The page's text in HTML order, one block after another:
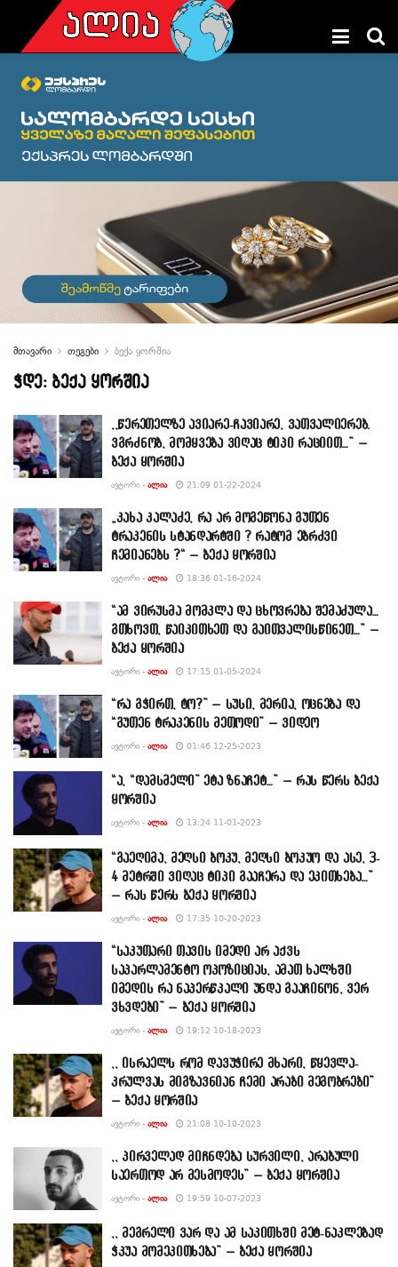
მთავარი თეგები ბექა ყორშია
ჭდე: ბექა ყორშია
,,წერეთელზე ავიარე-ჩავიარე, ვათვალიერებ.
ვგრძნობ, მომყვება ვიღაც ტიპი რაციით…” –
ბექა ყორშია
ᲐᲕᲢᲝᲠᲘ - ᲐᲚᲘᲐ 21:09 01-22-2024
„კახა კალაძე, რა არ მოგეწონა გუთენ
ტრაკენის სტანდარტში ? რატომ ებრძვი
ჩემიანებს ?“ – ბექა ყორშია
ᲐᲕᲢᲝᲠᲘ - ᲐᲚᲘᲐ 18:36 01-16-2024
“ამ ვირუსმა მომკლა და ცხოვრება შემაძულა…
გთხოვთ, წაიკითხეთ და გაითვალისწინეთ…” –
ბექა ყორშია
ᲐᲕᲢᲝᲠᲘ - ᲐᲚᲘᲐ 17:15 01-05-2024
“რა გჭირთ, ტო?” – სუსი, მერია, ოცნება და
“გუთენ ტრაკენის მეთოდი” – ვიდეო
ᲐᲕᲢᲝᲠᲘ - ᲐᲚᲘᲐ 01:46 12-25-2023
“ა, “დამსმელი” ეტა ზნაჩეტ…” – რას წერს ბექა
ყორშია
ᲐᲕᲢᲝᲠᲘ - ᲐᲚᲘᲐ 13:24 11-01-2023
“გაეღიმა, მეღსი ბოკუ, მეღსი ბოკუო და ასე, 3-
4 მეტრში ვიღაც ტიპი გააჩერა და ეკითხება…”
– რას წერს ბექა ყორშია
ᲐᲕᲢᲝᲠᲘ - ᲐᲚᲘᲐ 17:35 10-20-2023
“საკუთარი თავის იმედი არ აქვს
საპარლამენტო ოპოზიციას, ამათ ხალხში
იმედის რა ნაპერწკალი უნდა გააჩინონ, ვერ
ვხვდები” – ბექა ყორშია
ᲐᲕᲢᲝᲠᲘ - ᲐᲚᲘᲐ 19:12 10-18-2023
,, ისრაელს რომ დავუჭირე მხარი, წყევლა-
კრულვას მიგზავნიან ჩემი არაბი მეგობრები”
– ბექა ყორშია
ᲐᲕᲢᲝᲠᲘ - ᲐᲚᲘᲐ 21:08 10-10-2023
,, პირველად მიჩნდება სურვილი, არაბული
საერთოდ არ მესმოდეს” – ბექა ყორშია
ᲐᲕᲢᲝᲠᲘ - ᲐᲚᲘᲐ 19:59 10-07-2023
,, მეგრელი ვარ და ამ საკითხში მეტ-ნაკლებად
ჭკუა მომეკითხება” – ბექა ყორშია